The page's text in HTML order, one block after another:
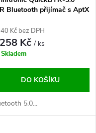
Bluetooth přijímač s AptX
Kč bez DPH
Kč/ ks
Skladem
DO KOŠÍKU
5.0...